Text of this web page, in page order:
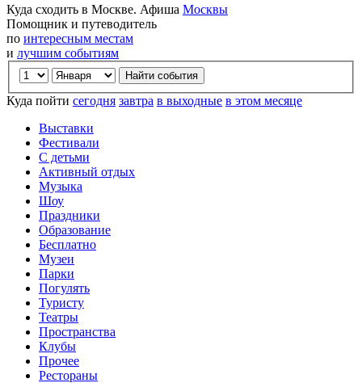
Куда сходить в Москве. Афиша Москвы
Помощник и путеводитель
по интересным местам
и лучшим событиям
Куда пойти сегодня завтра в выходные в этом месяце
Выставки
Фестивали
С детьми
Активный отдых
Музыка
Шоу
Праздники
Образование
Бесплатно
Музеи
Парки
Погулять
Туристу
Театры
Пространства
Клубы
Прочее
Рестораны